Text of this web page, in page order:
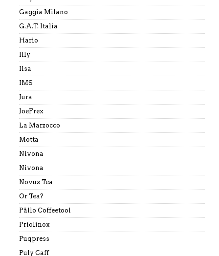
Gaggia Milano
G.A.T. Italia
Hario
Illy
Ilsa
IMS
Jura
JoeFrex
La Marzocco
Motta
Nivona
Nivona
Novus Tea
Or Tea?
Pällo Coffeetool
Priolinox
Puqpress
Puly Caff